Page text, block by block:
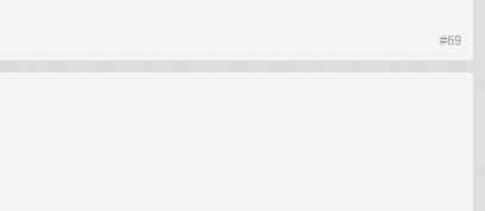
#69